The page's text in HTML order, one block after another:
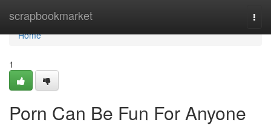
scrapbookmarket
Home
Home
1
Porn Can Be Fun For Anyone